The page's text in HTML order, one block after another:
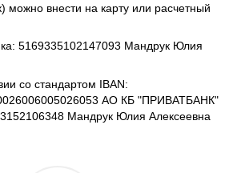
можно внести на карту или расчетный
5169335102147093 Мандрук Юлия
со стандартом IBAN:
АО КБ "ПРИВАТБАНК"
Мандрук Юлия Алексеевна